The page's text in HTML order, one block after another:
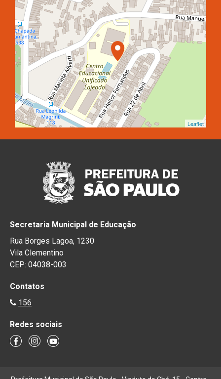
Leaflet
Secretaria Municipal de Educação
Rua Borges Lagoa, 1230
Vila Clementino
CEP: 04038-003
Contatos
156
Redes sociais